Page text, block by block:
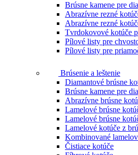
Brúsne kamene pre
Abrazívne rezné
Abrazívne rezné
Tvrdokovové kotúče
Pílové listy pre
Pílové listy pre
Brúsenie a leštenie
Diamantové brúsne
Brúsne kamene pre
Abrazívne brúsne
Lamelové brúsne
Lamelové brúsne
Lamelové kotúče z
Kombinované
Čistiace kotúče